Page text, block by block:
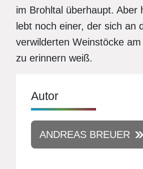
im Brohltal überhaupt. Aber
lebt noch einer, der sich an
verwilderten Weinstöcke
zu erinnern weiß.
Autor
ANDREAS BREUER